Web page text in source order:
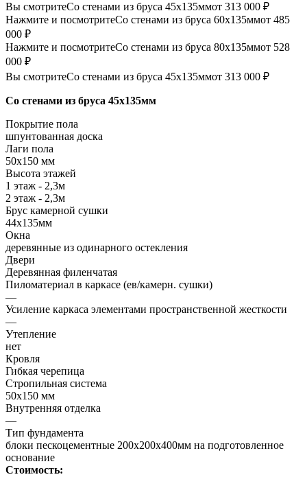
Вы смотритеСо стенами из бруса 45х135ммот 313 000 ₽
Нажмите и посмотритеСо стенами из бруса 60х135ммот 485
000 ₽
Нажмите и посмотритеСо стенами из бруса 80х135ммот 528
000 ₽
Вы смотритеСо стенами из бруса 45х135ммот 313 000 ₽
Со стенами из бруса 45х135мм
Покрытие пола
шпунтованная доска
Лаги пола
50х150 мм
Высота этажей
1 этаж - 2,3м
2 этаж - 2,3м
Брус камерной сушки
44х135мм
Окна
деревянные из одинарного остекления
Двери
Деревянная филенчатая
Пиломатериал в каркасе (ев/камерн. сушки)
—
Усиление каркаса элементами пространственной жесткости
—
Утепление
нет
Кровля
Гибкая черепица
Стропильная система
50х150 мм
Внутренняя отделка
—
Тип фундамента
блоки пескоцементные 200х200х400мм на подготовленное
основание
Стоимость: